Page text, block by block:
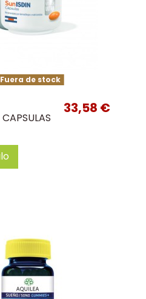
de stock
33,58 €